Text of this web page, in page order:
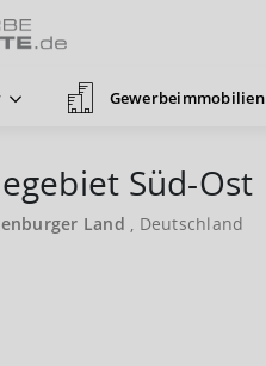
Gewerbeimmobilien
Süd-Ost
Land , Deutschland